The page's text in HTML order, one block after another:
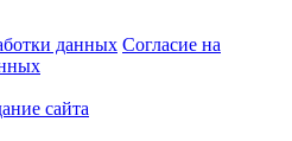
данных Cогласие на